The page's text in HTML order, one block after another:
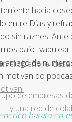
hacia
entre Días y
sin raznes.
bajo-
de
do
barato-en-
el diseño, el
de empresas
y una red de